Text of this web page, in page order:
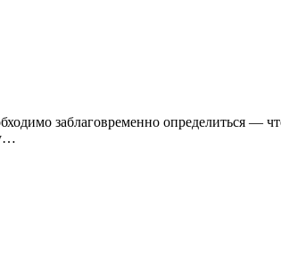
заблаговременно определиться —